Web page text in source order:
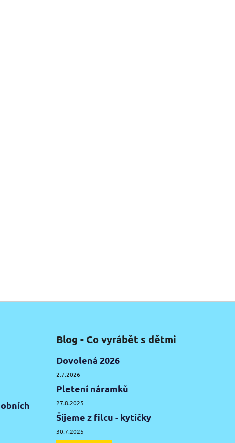
Blog - Co vyrábět s dětmi
Dovolená 2026
2.7.2026
Pletení náramků
27.8.2025
Šijeme z filcu - kytičky
30.7.2025